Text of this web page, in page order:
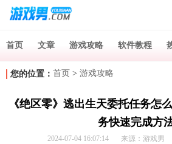
首页 文章 游戏攻略 软件教程
您的位置： 首页 > 游戏攻略
《绝区零》逃出生天委托任务怎
务快速完成方
2024-07-04 16:07:14 来源：游戏男